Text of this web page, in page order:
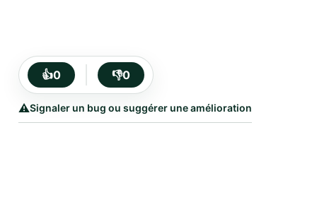
👍0 👎0
⚠️Signaler un bug ou suggérer une amélioration